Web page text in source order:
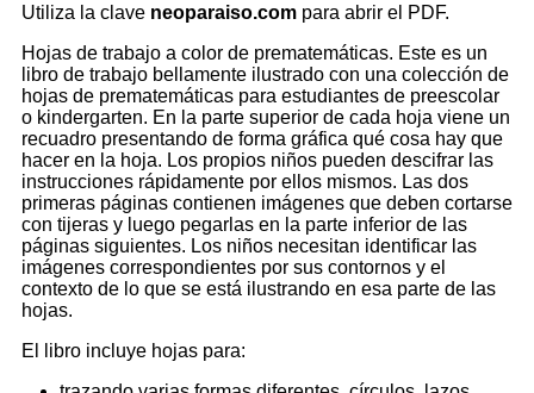
Utiliza la clave neoparaiso.com para abrir el PDF.
Hojas de trabajo a color de prematemáticas. Este es un
libro de trabajo bellamente ilustrado con una colección de
hojas de prematemáticas para estudiantes de preescolar
o kindergarten. En la parte superior de cada hoja viene un
recuadro presentando de forma gráfica qué cosa hay que
hacer en la hoja. Los propios niños pueden descifrar las
instrucciones rápidamente por ellos mismos. Las dos
primeras páginas contienen imágenes que deben cortarse
con tijeras y luego pegarlas en la parte inferior de las
páginas siguientes. Los niños necesitan identificar las
imágenes correspondientes por sus contornos y el
contexto de lo que se está ilustrando en esa parte de las
hojas.
El libro incluye hojas para: